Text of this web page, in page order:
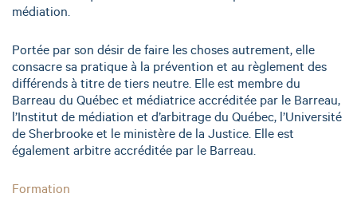
médiation.
Portée par son désir de faire les choses autrement, elle
consacre sa pratique à la prévention et au règlement des
différends à titre de tiers neutre. Elle est membre du
Barreau du Québec et médiatrice accréditée par le Barreau,
l’Institut de médiation et d’arbitrage du Québec, l’Université
de Sherbrooke et le ministère de la Justice. Elle est
également arbitre accréditée par le Barreau.
Formation